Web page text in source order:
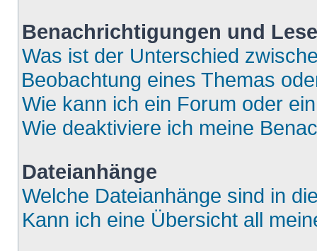
Benachrichtigungen und
Was ist der Unterschied
Beobachtung eines Themas
Wie kann ich ein Forum oder
Wie deaktiviere ich meine
Dateianhänge
Welche Dateianhänge sind in
Kann ich eine Übersicht all